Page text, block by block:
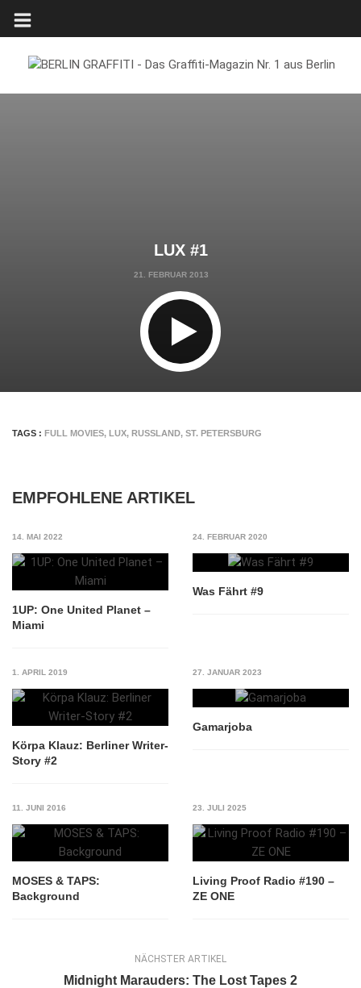
LUX #1
21. FEBRUAR 2013
TAGS : FULL MOVIES, LUX, RUSSLAND, ST. PETERSBURG
EMPFOHLENE ARTIKEL
14. MAI 2022
1UP: One United Planet –
Miami
24. FEBRUAR 2020
Was Fährt #9
1. APRIL 2019
Körpa Klauz: Berliner Writer-
Story #2
27. JANUAR 2023
Gamarjoba
11. JUNI 2016
MOSES & TAPS:
Background
23. JULI 2025
Living Proof Radio #190 –
ZE ONE
NÄCHSTER ARTIKEL
Midnight Marauders: The Lost Tapes 2